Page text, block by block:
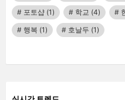
포토샵 (1) 학교 (4)
행복 (1) 호날두 (1)